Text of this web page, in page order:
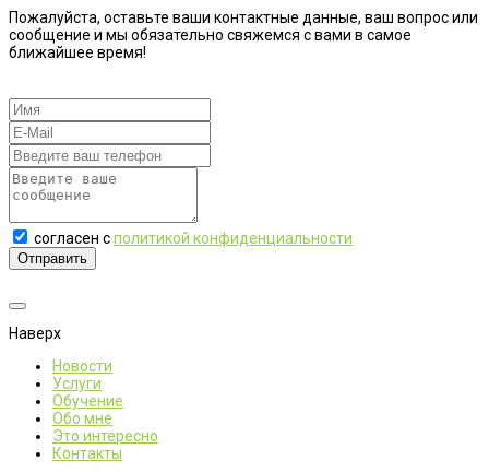
Пожалуйста, оставьте ваши контактные данные, ваш вопрос или
сообщение и мы обязательно свяжемся с вами в самое
ближайшее время!
согласен сполитикой конфиденциальности
Отправить
Наверх
Новости
Услуги
Обучение
Обо мне
Это интересно
Контакты